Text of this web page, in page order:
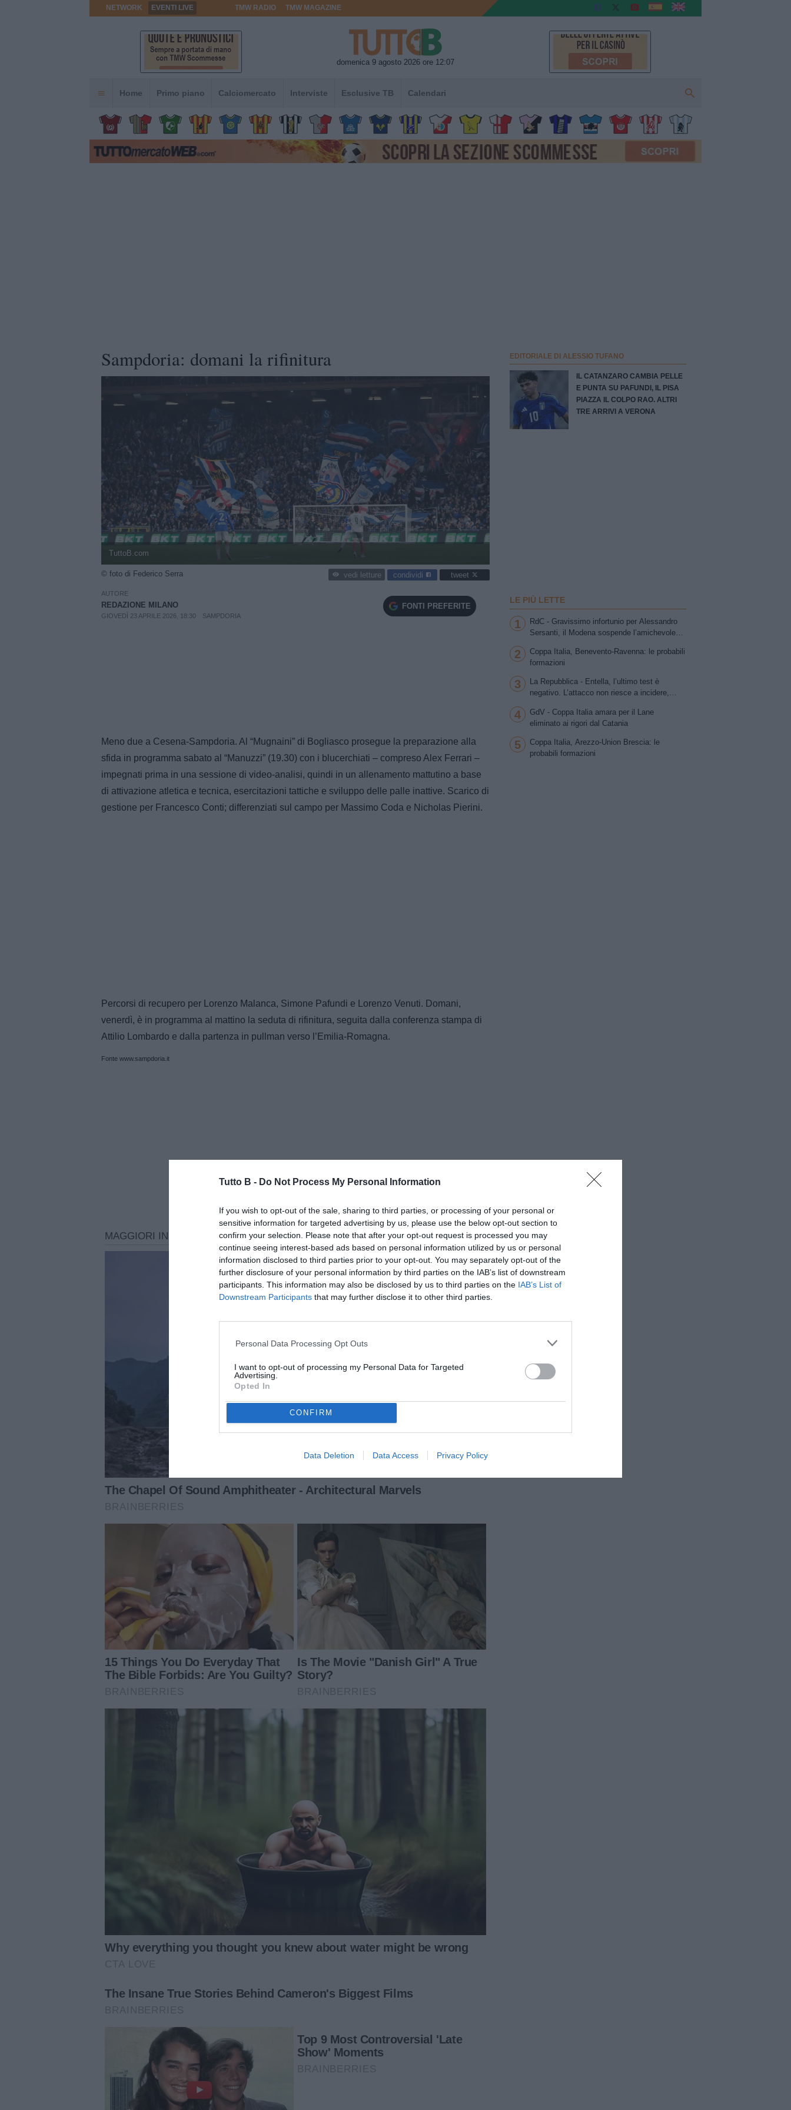
Tutto B - Do Not Process My Personal Information
If you wish to opt-out of the sale, sharing to third parties, or processing of your personal or
sensitive information for targeted advertising by us, please use the below opt-out section to
confirm your selection. Please note that after your opt-out request is processed you may
continue seeing interest-based ads based on personal information utilized by us or personal
information disclosed to third parties prior to your opt-out. You may separately opt-out of the
further disclosure of your personal information by third parties on the IAB’s list of downstream
participants. This information may also be disclosed by us to third parties on the IAB’s List of
Downstream Participants that may further disclose it to other third parties.
Personal Data Processing Opt Outs
I want to opt-out of processing my Personal Data for Targeted
Advertising.
Opted In
CONFIRM
Data Deletion Data Access Privacy Policy
NETWORK EVENTI LIVE TMW RADIO TMW MAGAZINE
domenica 9 agosto 2026 ore 12:07
Home Primo piano Calciomercato Interviste Esclusive TB Calendari
Sampdoria: domani la rifinitura
TuttoB.com
© foto di Federico Serra vedi letture condividi tweet
AUTORE
REDAZIONE MILANO
GIOVEDÌ 23 APRILE 2026, 18:30 SAMPDORIA
FONTI PREFERITE
Meno due a Cesena-Sampdoria. Al “Mugnaini” di Bogliasco prosegue la preparazione alla
sfida in programma sabato al “Manuzzi” (19.30) con i blucerchiati – compreso Alex Ferrari –
impegnati prima in una sessione di video-analisi, quindi in un allenamento mattutino a base
di attivazione atletica e tecnica, esercitazioni tattiche e sviluppo delle palle inattive. Scarico di
gestione per Francesco Conti; differenziati sul campo per Massimo Coda e Nicholas Pierini.
Percorsi di recupero per Lorenzo Malanca, Simone Pafundi e Lorenzo Venuti. Domani,
venerdì, è in programma al mattino la seduta di rifinitura, seguita dalla conferenza stampa di
Attilio Lombardo e dalla partenza in pullman verso l’Emilia-Romagna.
Fonte www.sampdoria.it
EDITORIALE DI ALESSIO TUFANO
IL CATANZARO CAMBIA PELLE
E PUNTA SU PAFUNDI, IL PISA
PIAZZA IL COLPO RAO. ALTRI
TRE ARRIVI A VERONA
LE PIÙ LETTE
1
RdC - Gravissimo infortunio per Alessandro
Sersanti, il Modena sospende l’amichevole
avversari sotto choc
2
Coppa Italia, Benevento-Ravenna: le probabili
formazioni
3
La Repubblica - Entella, l’ultimo test è
negativo. L’attacco non riesce a incidere,
4
GdV - Coppa Italia amara per il Lane
eliminato ai rigori dal Catania
5
Coppa Italia, Arezzo-Union Brescia: le
probabili formazioni